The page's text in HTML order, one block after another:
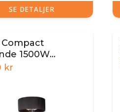
SE DETALJER
1500W
kr